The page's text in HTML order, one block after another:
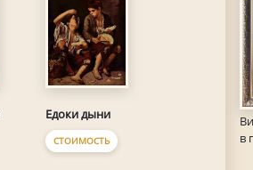
в
Едоки дыни
СТОИМОСТЬ